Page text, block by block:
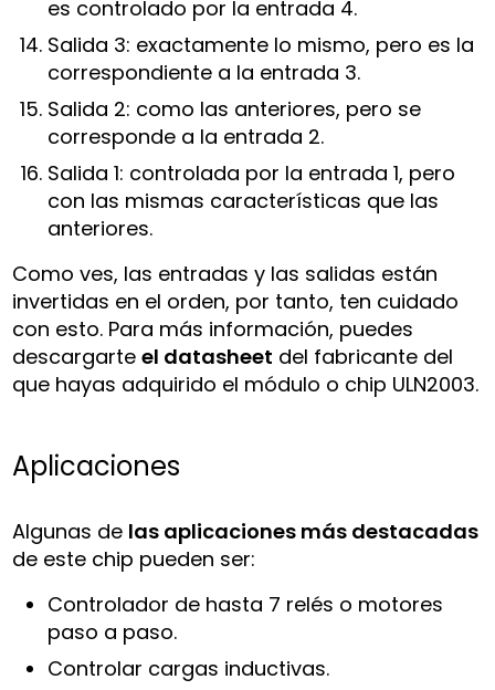
es controlado por la entrada 4.
Salida 3: exactamente lo mismo, pero es la
correspondiente a la entrada 3.
Salida 2: como las anteriores, pero se
corresponde a la entrada 2.
Salida 1: controlada por la entrada 1, pero
con las mismas características que las
anteriores.
Como ves, las entradas y las salidas están
invertidas en el orden, por tanto, ten cuidado
con esto. Para más información, puedes
descargarteel datasheet del fabricante del
que hayas adquirido el módulo o chip ULN2003.
Aplicaciones
Algunas de las aplicaciones más destacadas
de este chip pueden ser:
Controlador de hasta 7 relés o motores
paso a paso.
Controlar cargas inductivas.